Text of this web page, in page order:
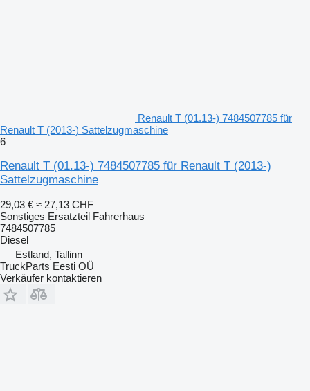
Renault T (01.13-) 7484507785 für
Renault T (2013-) Sattelzugmaschine
6
Renault T (01.13-) 7484507785 für Renault T (2013-)
Sattelzugmaschine
29,03 € ≈ 27,13 CHF
Sonstiges Ersatzteil Fahrerhaus
7484507785
Diesel
Estland, Tallinn
TruckParts Eesti OÜ
Verkäufer kontaktieren